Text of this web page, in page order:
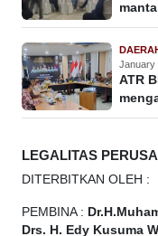
January
ATR
LEGALITAS
DITERBITKAN OLEH :
PEMBINA :
Drs. H. Edy Kusuma